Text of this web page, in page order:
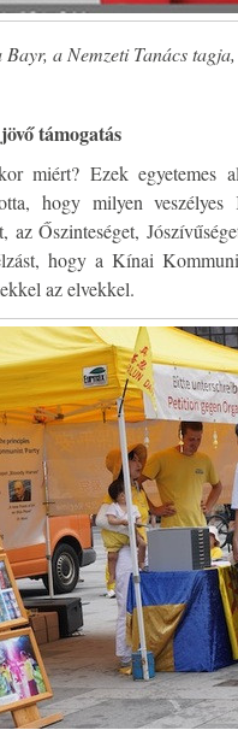
Bayr, a Nemzeti Tanács
támogatás
miért? Ezek egyetemes
hogy milyen
az Őszinteséget,
hogy a Kínai
az elvekkel.